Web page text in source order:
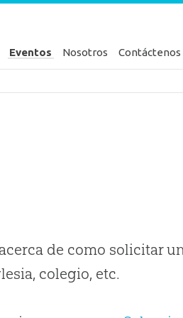
Eventos Nosotros Contáctenos
de como solicitar
colegio, etc.